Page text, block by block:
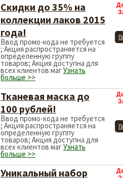
Скидки до 35% на
коллекции лаков 2015
года!
Ввод промо-кода не требуется
; Акция распространяется на
определенную группу
товаров; Акция доступна для
всех клиентов магУзнать
больше >>
Тканевая маска до
100 рублей!
Ввод промо-кода не требуется
; Акция распространяется на
определенную группу
товаров; Акция доступна для
всех клиентов магУзнать
больше >>
Уникальный набор